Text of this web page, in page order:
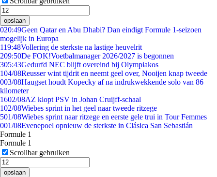
opslaan
020:49Geen Qatar en Abu Dhabi? Dan eindigt Formule 1-seizoen
mogelijk in Europa
119:48Vollering de sterkste na lastige heuvelrit
209:50De FOK!Voetbalmanager 2026/2027 is begonnen
305:43Gedurfd NEC blijft overeind bij Olympiakos
104/08Reusser wint tijdrit en neemt geel over, Nooijen knap tweede
003/08Haugset houdt Kopecky af na indrukwekkende solo van 86
kilometer
1602/08AZ klopt PSV in Johan Cruijff-schaal
102/08Wiebes sprint in het geel naar tweede ritzege
501/08Wiebes sprint naar ritzege en eerste gele trui in Tour Femmes
001/08Evenepoel opnieuw de sterkste in Clásica San Sebastián
Formule 1
Formule 1
Scrollbar gebruiken
opslaan